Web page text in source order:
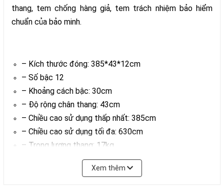
thang, tem chống hàng giả, tem trách nhiệm bảo hiểm
chuẩn của bảo minh.
– Kích thước đóng: 385*43*12cm
– Số bậc 12
– Khoảng cách bậc: 30cm
– Độ rộng chân thang: 43cm
– Chiều cao sử dụng thấp nhất: 385cm
– Chiều cao sử dụng tối đa: 630cm
– Trọng lượng thang: 17kg
– Trọng lượng đóng gói: 17,5kg
Xem thêm